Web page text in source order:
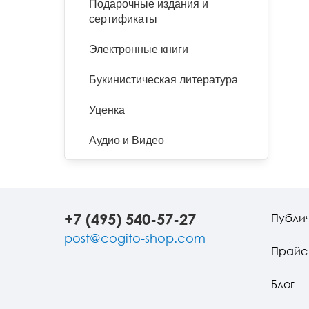
Подарочные издания и
сертификаты
Электронные книги
Букинистическая литература
Уценка
Аудио и Видео
+7 (495) 540-57-27
post@cogito-shop.com
Блог